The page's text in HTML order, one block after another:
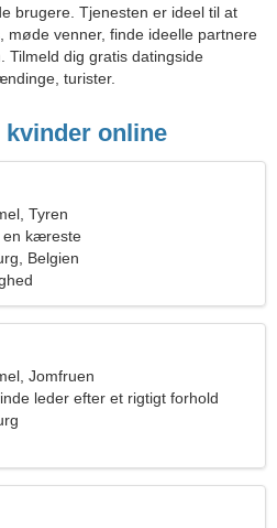
brugere. Tjenesten er ideel til at
møde venner, finde ideelle partnere
Tilmeld dig gratis datingside
turister.
online
Tyren
en kæreste
Belgien
Jomfruen
leder efter et rigtigt forhold